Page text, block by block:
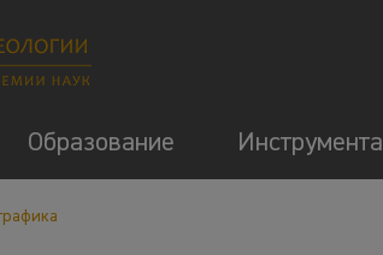
Образование